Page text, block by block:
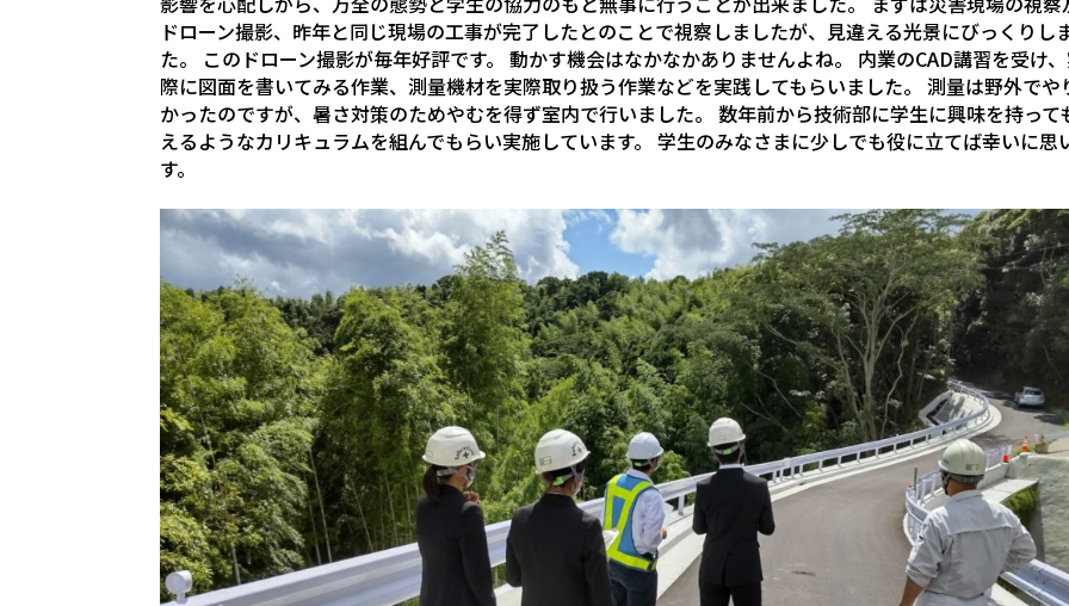
ドローン撮影、昨年と同じ現場の工事が完了したとのことで視察しましたが、見違える光景にびっくりし
た。 このドローン撮影が毎年好評です。 動かす機会はなかなかありませんよね。 内業のCAD講習を受け
際に図面を書いてみる作業、測量機材を実際取り扱う作業などを実践してもらいました。 測量は野外でや
かったのですが、暑さ対策のためやむを得ず室内で行いました。 数年前から技術部に学生に興味を持って
えるようなカリキュラムを組んでもらい実施しています。 学生のみなさまに少しでも役に立てば幸いに思
す。